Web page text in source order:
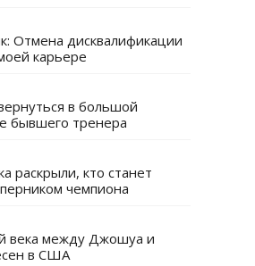
Отмена дисквалификации
карьере
в большой
бывшего тренера
раскрыли, кто станет
чемпиона
века между Джошуа и
в США